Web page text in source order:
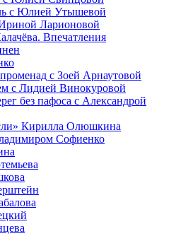
с Юлией Утышевой
Ларионовой
Впечатления
с Зоей Арнаутовой
с Лидией Винокуровой
без пафоса с Александрой
Кирилла Олюшкина
Софиенко